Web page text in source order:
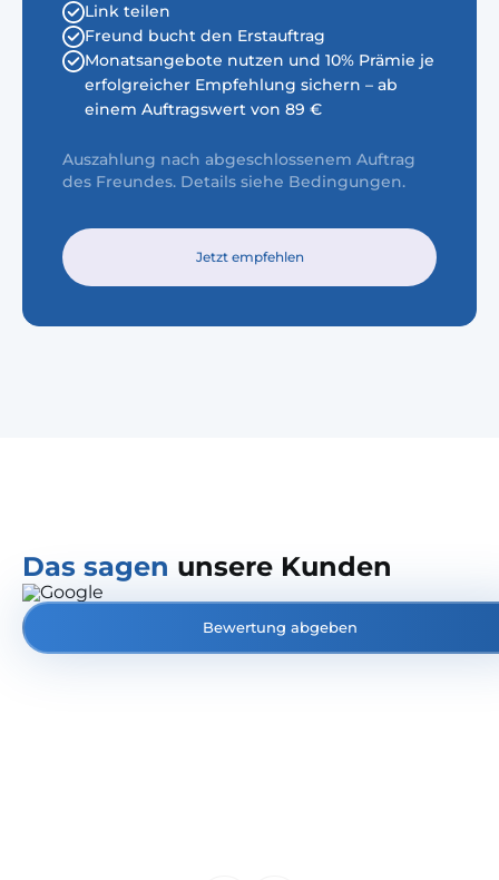
Link teilen
Freund bucht den Erstauftrag
Monatsangebote nutzen und 10% Prämie je
erfolgreicher Empfehlung sichern – ab
einem Auftragswert von 89 €
Auszahlung nach abgeschlossenem Auftrag
des Freundes. Details siehe Bedingungen.
Jetzt empfehlen
Das sagen unsere Kunden
Bewertung abgeben